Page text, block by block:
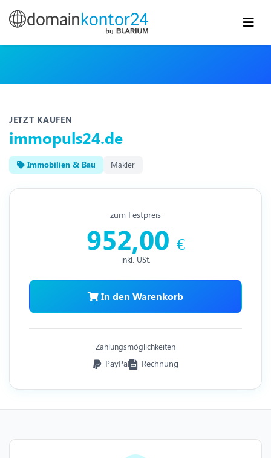
JETZT KAUFEN
immopuls24.de
Immobilien & Bau Makler
zum Festpreis
952,00 €
inkl. USt.
In den Warenkorb
Zahlungsmöglichkeiten
PayPal Rechnung